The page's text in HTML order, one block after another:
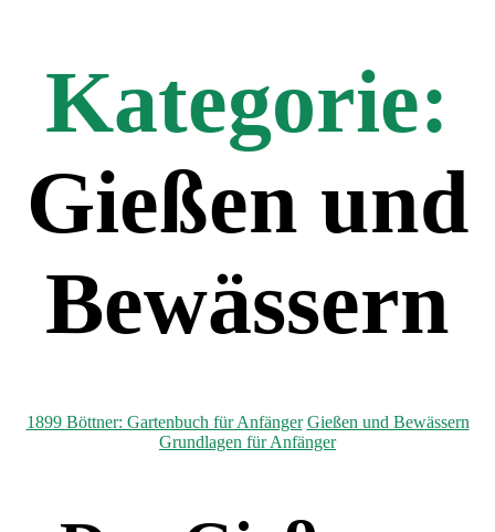
Kategorie:
Gießen und
Bewässern
Kategorien
1899 Böttner: Gartenbuch für Anfänger Gießen und Bewässern
Grundlagen für Anfänger